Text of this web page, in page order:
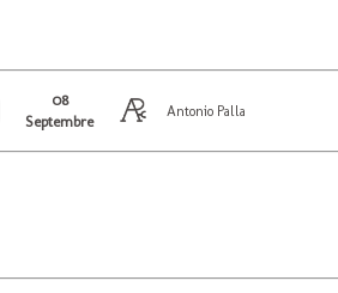
08
Septembre
Antonio Palla